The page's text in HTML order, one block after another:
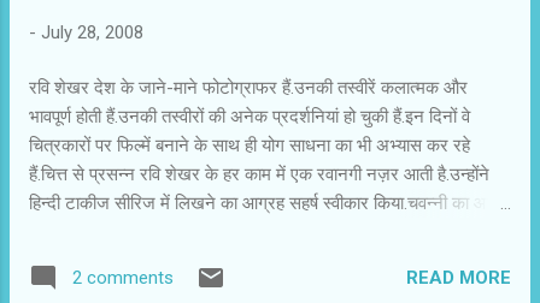
- July 28, 2008
रवि शेखर देश के जाने-माने फोटोग्राफर हैं.उनकी तस्वीरें कलात्मक और
भावपूर्ण होती हैं.उनकी तस्वीरों की अनेक प्रदर्शनियां हो चुकी हैं.इन दिनों वे
चित्रकारों पर फिल्में बनाने के साथ ही योग साधना का भी अभ्यास कर रहे
हैं.चित्त से प्रसन्न रवि शेखर के हर काम में एक रवानगी नज़र आती है.उन्होंने
हिन्दी टाकीज सीरिज में लिखने का आग्रह सहर्ष स्वीकार किया.चवन्नी का आप
ईमेल के इस जमाने में बरसों बाद ये लाइनें सफेद कागज पर लिखने बैठा हूं।
संभाल कर रखना। तुमने बनारस के उन दिनों को याद करने की बात की है जब
2 comments READ MORE